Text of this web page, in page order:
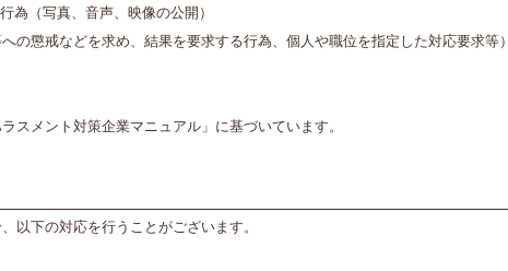
為（写真、音声、映像の公開）
懲戒などを求め、結果を要求する行為、個人や職位を指定した対応要求等）
スメント対策企業マニュアル」に基づいています。
以下の対応を行うことがございます。